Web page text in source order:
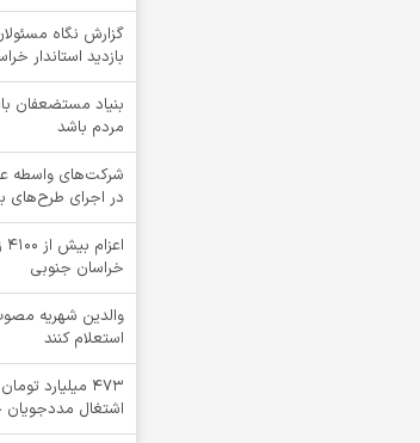
گزارش نگاه
بازدید استاندار
بنیاد مستضعفان
مردم باشد
شرکت‌های واسطه
در اجرای طرح‌های
خراسان جنوبی
والدین شهریه
استعلام کنند
۴۷۳ میلیارد
اشتغال مددجویان